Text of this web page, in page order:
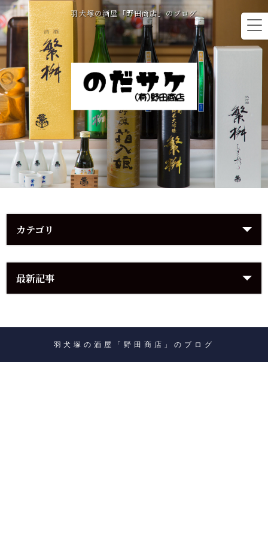
羽犬塚の酒屋「野田商店」のブログ
カテゴリ
最新記事
羽犬塚の酒屋「野田商店」のブログ